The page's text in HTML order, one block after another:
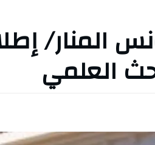
المنار/
العلمي